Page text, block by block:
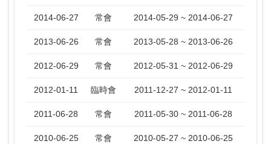
2014-06-27 常會 2014-05-29 ~ 2014-06-27
2013-06-26 常會 2013-05-28 ~ 2013-06-26
2012-06-29 常會 2012-05-31 ~ 2012-06-29
2012-01-11 臨時會 2011-12-27 ~ 2012-01-11
2011-06-28 常會 2011-05-30 ~ 2011-06-28
2010-06-25 常會 2010-05-27 ~ 2010-06-25